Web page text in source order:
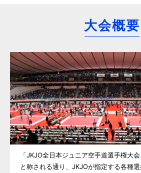
大会概要
「JKJO全日本ジュニア空手道選手権大
と称される通り、JKJOが指定する各種